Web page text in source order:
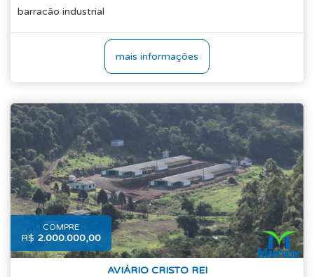
barracão industrial
mais informações
COMPRE
R$ 2.000.000,00
AVIÁRIO CRISTO REI